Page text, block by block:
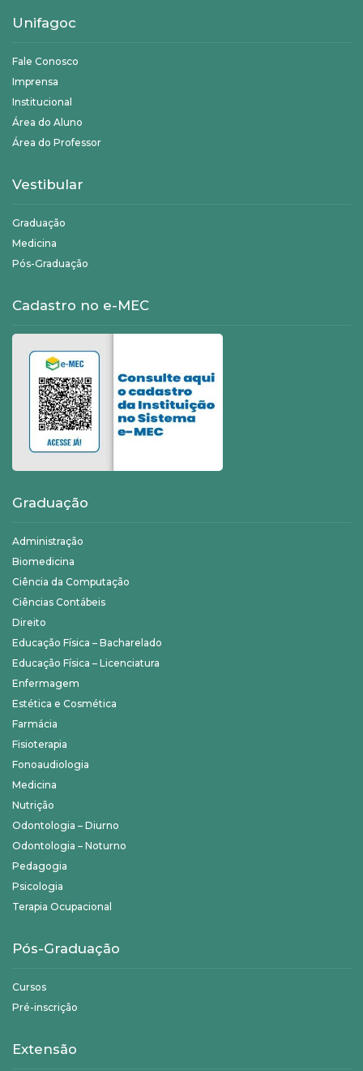
Unifagoc
Fale Conosco
Imprensa
Institucional
Área do Aluno
Área do Professor
Vestibular
Graduação
Medicina
Pós-Graduação
Cadastro no e-MEC
Graduação
Administração
Biomedicina
Ciência da Computação
Ciências Contábeis
Direito
Educação Física – Bacharelado
Educação Física – Licenciatura
Enfermagem
Estética e Cosmética
Farmácia
Fisioterapia
Fonoaudiologia
Medicina
Nutrição
Odontologia – Diurno
Odontologia – Noturno
Pedagogia
Psicologia
Terapia Ocupacional
Pós-Graduação
Cursos
Pré-inscrição
Extensão